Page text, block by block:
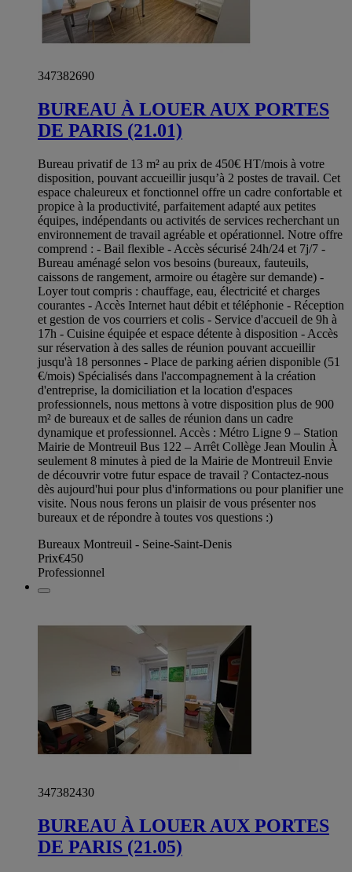
347382690
BUREAU À LOUER AUX PORTES
DE PARIS (21.01)
Bureau privatif de 13 m² au prix de 450€ HT/mois à votre
disposition, pouvant accueillir jusqu’à 2 postes de travail. Cet
espace chaleureux et fonctionnel offre un cadre confortable et
propice à la productivité, parfaitement adapté aux petites
équipes, indépendants ou activités de services recherchant un
environnement de travail agréable et opérationnel. Notre offre
comprend : - Bail flexible - Accès sécurisé 24h/24 et 7j/7 -
Bureau aménagé selon vos besoins (bureaux, fauteuils,
caissons de rangement, armoire ou étagère sur demande) -
Loyer tout compris : chauffage, eau, électricité et charges
courantes - Accès Internet haut débit et téléphonie - Réception
et gestion de vos courriers et colis - Service d'accueil de 9h à
17h - Cuisine équipée et espace détente à disposition - Accès
sur réservation à des salles de réunion pouvant accueillir
jusqu'à 18 personnes - Place de parking aérien disponible (51
€/mois) Spécialisés dans l'accompagnement à la création
d'entreprise, la domiciliation et la location d'espaces
professionnels, nous mettons à votre disposition plus de 900
m² de bureaux et de salles de réunion dans un cadre
dynamique et professionnel. Accès : Métro Ligne 9 – Station
Mairie de Montreuil Bus 122 – Arrêt Collège Jean Moulin À
seulement 8 minutes à pied de la Mairie de Montreuil Envie
de découvrir votre futur espace de travail ? Contactez-nous
dès aujourd'hui pour plus d'informations ou pour planifier une
visite. Nous nous ferons un plaisir de vous présenter nos
bureaux et de répondre à toutes vos questions :)
Bureaux Montreuil - Seine-Saint-Denis
Prix€450
Professionnel
347382430
BUREAU À LOUER AUX PORTES
DE PARIS (21.05)